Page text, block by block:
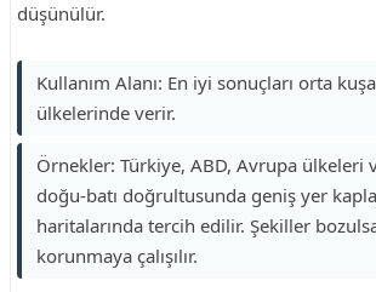
düşünülür.
Kullanım Alanı: En iyi sonuçları orta
ülkelerinde verir.
Örnekler: Türkiye, ABD, Avrupa ülkeleri
doğu-batı doğrultusunda geniş yer
haritalarında tercih edilir. Şekiller
korunmaya çalışılır.